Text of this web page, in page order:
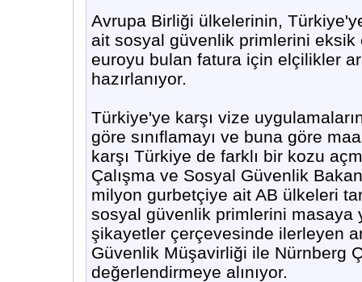
Avrupa Birliği ülkelerinin,
ait sosyal güvenlik primlerini eksik
euroyu bulan fatura için elçilikler
hazırlanıyor.
Türkiye'ye karşı vize
göre sınıflamayı ve buna göre
karşı Türkiye de farklı bir kozu
Çalışma ve Sosyal Güvenlik
milyon gurbetçiye ait AB ülkeleri
sosyal güvenlik primlerini masaya
şikayetler çerçevesinde ilerleyen
Güvenlik Müşavirliği ile Nürnberg
değerlendirmeye alınıyor.